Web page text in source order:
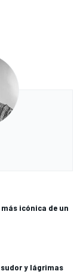
icónica de un
y lágrimas